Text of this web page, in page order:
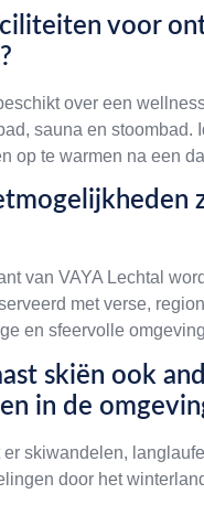
voor
over een
sauna en stoombad.
op te warmen na een
van VAYA Lechtal
met verse,
en sfeervolle
skiën ook
in de
er skiwandelen,
door het